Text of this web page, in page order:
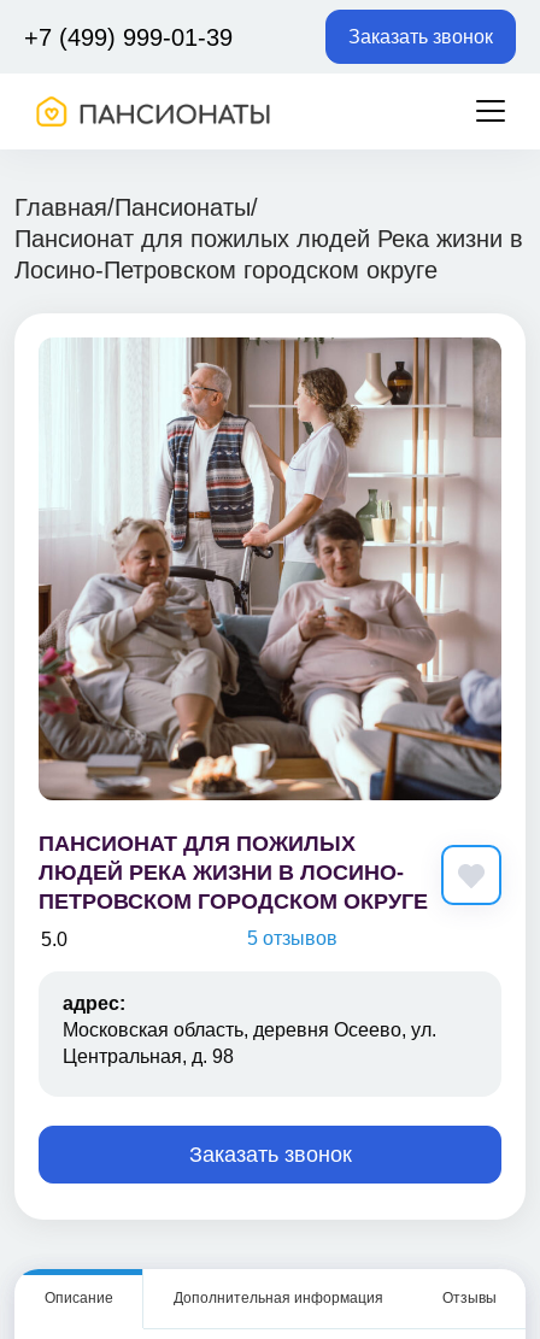
+7 (499) 999-01-39 Заказать звонок
Главная/Пансионаты/
Пансионат для пожилых людей Река жизни в
Лосино-Петровском городском округе
ПАНСИОНАТ ДЛЯ ПОЖИЛЫХ
ЛЮДЕЙ РЕКА ЖИЗНИ В ЛОСИНО-
ПЕТРОВСКОМ ГОРОДСКОМ ОКРУГЕ
5.0 5 отзывов
адрес:
Московская область, деревня Осеево, ул.
Центральная, д. 98
Заказать звонок
Описание Дополнительная информация Отзывы